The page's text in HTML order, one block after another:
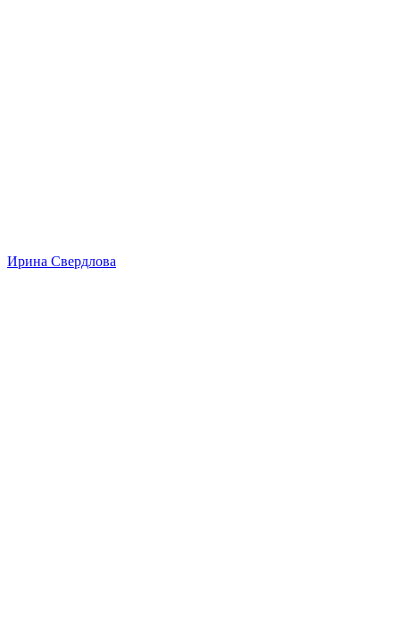
Ирина Свердлова